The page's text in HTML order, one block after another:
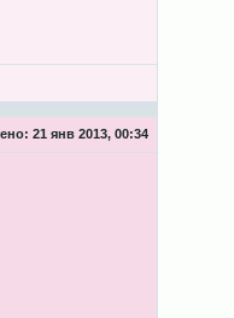
21 янв 2013, 00:34